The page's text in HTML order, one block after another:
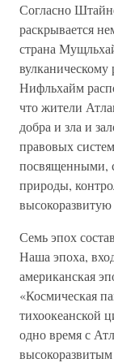
Согласно
раскрывается
страна
Нифльхайм
что жители
добра и зла и
правовых
посвященными,
природы,
Семь эпох
Наша эпоха,
американская
«Космическая
тихоокеанской
одно время с